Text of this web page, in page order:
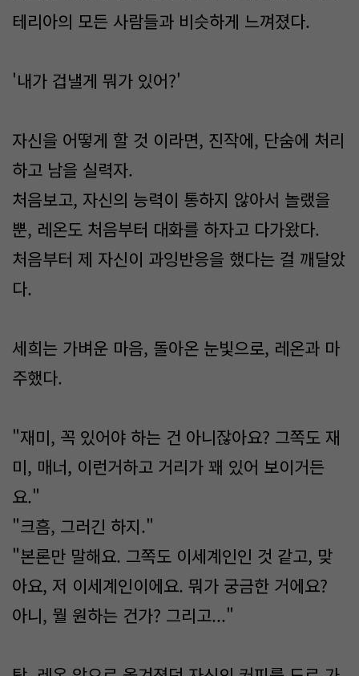
테리아의 모든 사람들과 비슷하게 느껴졌다.
'내가 겁낼게 뭐가 있어?'
자신을 어떻게 할 것 이라면, 진작에, 단숨에 처리
하고 남을 실력자.
처음보고, 자신의 능력이 통하지 않아서 놀랬을
뿐, 레온도 처음부터 대화를 하자고 다가왔다.
처음부터 제 자신이 과잉반응을 했다는 걸 깨달았
다.
세희는 가벼운 마음, 돌아온 눈빛으로, 레온과 마
주했다.
"재미, 꼭 있어야 하는 건 아니잖아요? 그쪽도 재
미, 매너, 이런거하고 거리가 꽤 있어 보이거든
요."
"크흠, 그러긴 하지."
"본론만 말해요. 그쪽도 이세계인인 것 같고, 맞
아요, 저 이세계인이에요. 뭐가 궁금한 거에요?
아니, 뭘 원하는 건가? 그리고..."